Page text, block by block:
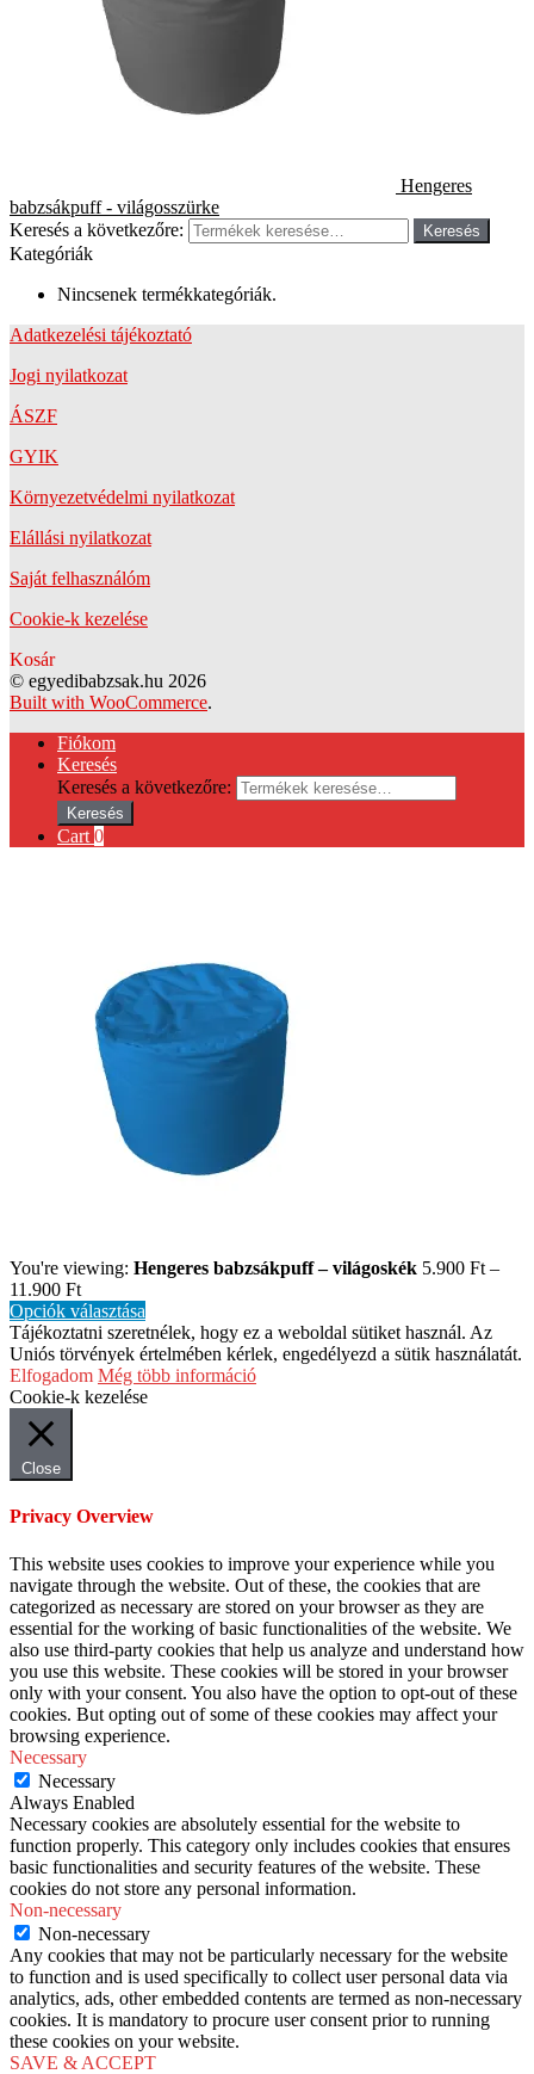
Hengeres
babzsákpuff - világosszürke
Keresés a következőre:
Keresés
Kategóriák
Nincsenek termékkategóriák.
Adatkezelési tájékoztató
Jogi nyilatkozat
ÁSZF
GYIK
Környezetvédelmi nyilatkozat
Elállási nyilatkozat
Saját felhasználóm
Cookie-k kezelése
Kosár
© egyedibabzsak.hu 2026
Built with WooCommerce.
Fiókom
Keresés
Keresés a következőre:
Keresés
Cart 0
You're viewing: Hengeres babzsákpuff – világoskék 5.900 Ft –
11.900 Ft
Opciók választása
Tájékoztatni szeretnélek, hogy ez a weboldal sütiket használ. Az
Uniós törvények értelmében kérlek, engedélyezd a sütik használatát.
Elfogadom Még több információ
Cookie-k kezelése
Close
Privacy Overview
This website uses cookies to improve your experience while you
navigate through the website. Out of these, the cookies that are
categorized as necessary are stored on your browser as they are
essential for the working of basic functionalities of the website. We
also use third-party cookies that help us analyze and understand how
you use this website. These cookies will be stored in your browser
only with your consent. You also have the option to opt-out of these
cookies. But opting out of some of these cookies may affect your
browsing experience.
Necessary
Necessary
Always Enabled
Necessary cookies are absolutely essential for the website to
function properly. This category only includes cookies that ensures
basic functionalities and security features of the website. These
cookies do not store any personal information.
Non-necessary
Non-necessary
Any cookies that may not be particularly necessary for the website
to function and is used specifically to collect user personal data via
analytics, ads, other embedded contents are termed as non-necessary
cookies. It is mandatory to procure user consent prior to running
these cookies on your website.
SAVE & ACCEPT